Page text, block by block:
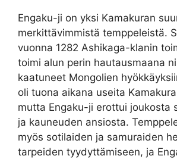
Engaku-ji on yksi Kamakuran
merkittävimmistä temppeleistä.
vuonna 1282 Ashikaga-klanin
toimi alun perin hautausmaana
kaatuneet Mongolien
oli tuona aikana useita
mutta Engaku-ji erottui joukosta
ja kauneuden ansiosta.
myös sotilaiden ja samuraiden
tarpeiden tyydyttämiseen, ja